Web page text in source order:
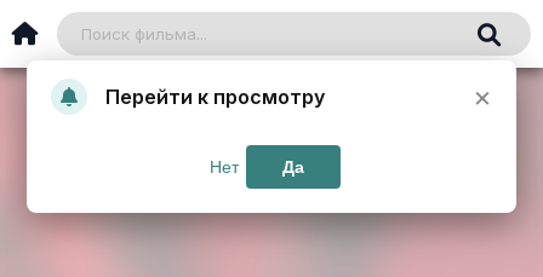
Перейти к просмотру ×
Нет Да